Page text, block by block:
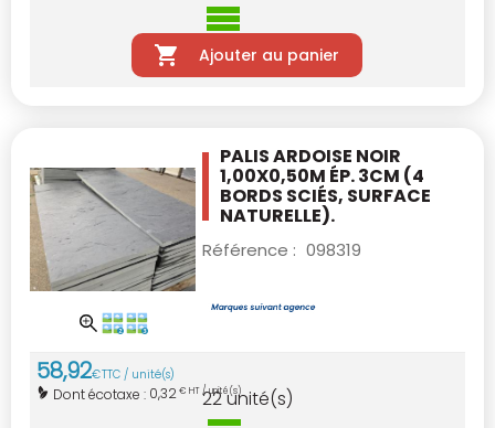
Ajouter au panier
PALIS ARDOISE NOIR
1,00X0,50M ÉP. 3CM (4
BORDS SCIÉS, SURFACE
NATURELLE).
Référence : 098319
58,92€TTC / unité(s)
Dont écotaxe : 0,32€ HT / unité(s)
22unité(s)